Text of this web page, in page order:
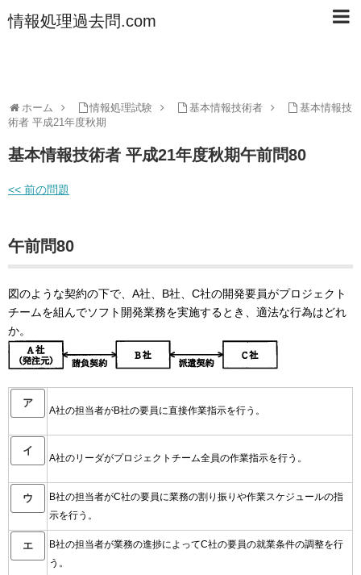
情報処理過去問.com
ホーム 情報処理試験 基本情報技術者
基本情報技
術者 平成21年度秋期
基本情報技術者 平成21年度秋期午前問80
<< 前の問題
午前問80
図のような契約の下で、A社、B社、C社の開発要員がプロジェクト
チームを組んでソフト開発業務を実施するとき、適法な行為はどれ
か。
ア
A社の担当者がB社の要員に直接作業指示を行う。
イ
A社のリーダがプロジェクトチーム全員の作業指示を行う。
ウ
B社の担当者がC社の要員に業務の割り振りや作業スケジュールの指
示を行う。
エ
B社の担当者が業務の進捗によってC社の要員の就業条件の調整を行
う。